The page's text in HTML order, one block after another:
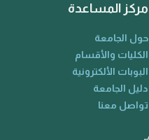
مركز المساعدة
حول الجامعة
الكليات والأقسام
البوبات الألكترونية
دليل الجامعة
تواصل معنا